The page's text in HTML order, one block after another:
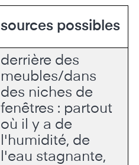
sources possibles
derrière des
meubles/dans
des niches de
fenêtres : partout
où il y a de
l'humidité, de
l'eau stagnante,